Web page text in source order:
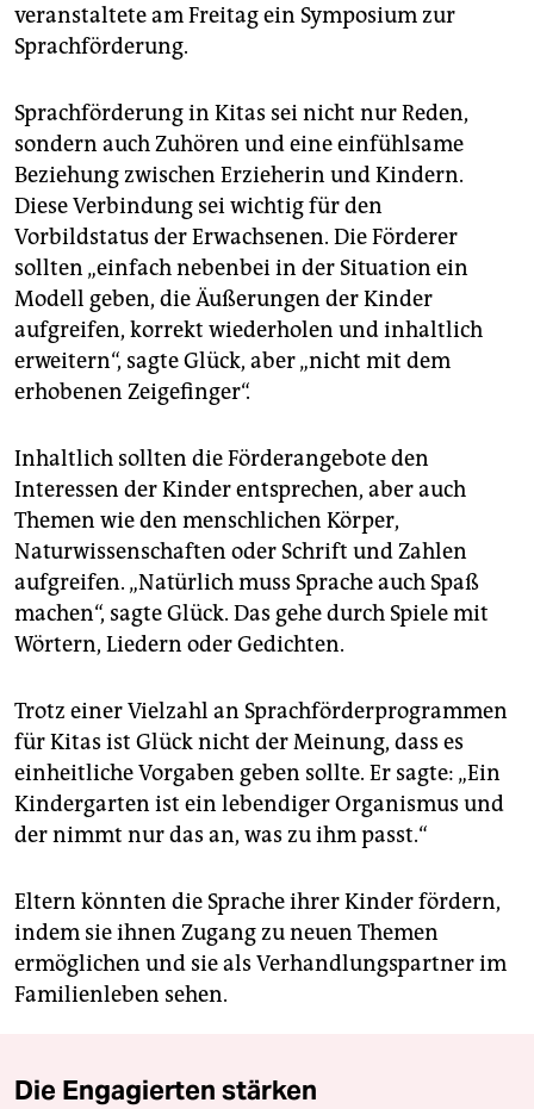
veranstaltete am Freitag ein Symposium zur
Sprachförderung.
Sprachförderung in Kitas sei nicht nur Reden,
sondern auch Zuhören und eine einfühlsame
Beziehung zwischen Erzieherin und Kindern.
Diese Verbindung sei wichtig für den
Vorbildstatus der Erwachsenen. Die Förderer
sollten „einfach nebenbei in der Situation ein
Modell geben, die Äußerungen der Kinder
aufgreifen, korrekt wiederholen und inhaltlich
erweitern“, sagte Glück, aber „nicht mit dem
erhobenen Zeigefinger“.
Inhaltlich sollten die Förderangebote den
Interessen der Kinder entsprechen, aber auch
Themen wie den menschlichen Körper,
Naturwissenschaften oder Schrift und Zahlen
aufgreifen. „Natürlich muss Sprache auch Spaß
machen“, sagte Glück. Das gehe durch Spiele mit
Wörtern, Liedern oder Gedichten.
Trotz einer Vielzahl an Sprachförderprogrammen
für Kitas ist Glück nicht der Meinung, dass es
einheitliche Vorgaben geben sollte. Er sagte: „Ein
Kindergarten ist ein lebendiger Organismus und
der nimmt nur das an, was zu ihm passt.“
Eltern könnten die Sprache ihrer Kinder fördern,
indem sie ihnen Zugang zu neuen Themen
ermöglichen und sie als Verhandlungspartner im
Familienleben sehen.
Die Engagierten stärken